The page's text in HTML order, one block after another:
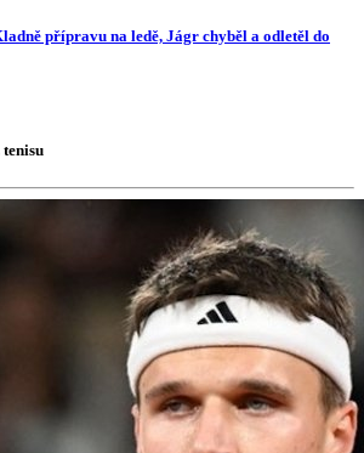
přípravu na ledě, Jágr chyběl a odletěl do